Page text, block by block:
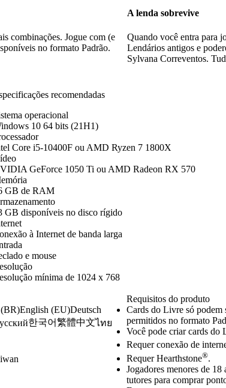
combinações. Jogue com (e
no formato Padrão.
A lenda sobrevive
Quando você entra para
Lendários antigos e
Sylvana Correventos.
recomendadas
operacional
10 64 bits (21H1)
Core i5-10400F ou AMD Ryzen 7 1800X
GeForce 1050 Ti ou AMD Radeon RX 570
GB de RAM
GB disponíveis no disco rígido
à Internet de banda larga
e mouse
mínima de 1024 x 768
English (EU)Deutsch
한국어繁體中文ไทย
Requisitos do produto
Cards do Livre só podem
permitidos no formato
Você pode criar cards do
Requer conexão de
Requer Hearthstone®.
Jogadores menores de 18
tutores para comprar